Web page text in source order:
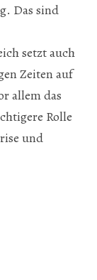
Das sind
setzt auch
Zeiten auf
allem das
Rolle
und